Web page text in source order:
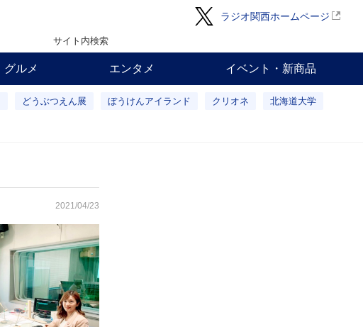
ラジオ関西ホームページ
サイト内検索
グルメ エンタメ イベント・新商品
どうぶつえん展 ぼうけんアイランド クリオネ 北海道大学
2021/04/23